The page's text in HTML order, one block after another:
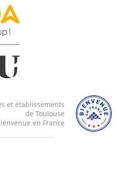
et établissements
de Toulouse
en France